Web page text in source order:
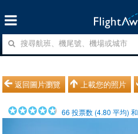
返回圖片瀏覽 上載您的照片
66 投票数 (4.80 平均) 和